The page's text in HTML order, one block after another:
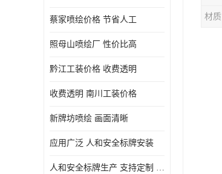
蔡家喷绘价格 节省人工
照母山喷绘厂 性价比高
黔江工装价格 收费透明
收费透明 南川工装价格
新牌坊喷绘 画面清晰
应用广泛 人和安全标牌安装
人和安全标牌生产 支持定制 润乔
材质